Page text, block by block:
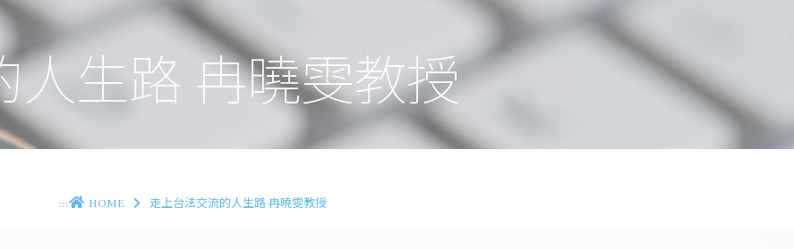
人生路 冉曉雯教授
::: HOME 走上台法交流的人生路 冉曉雯教授